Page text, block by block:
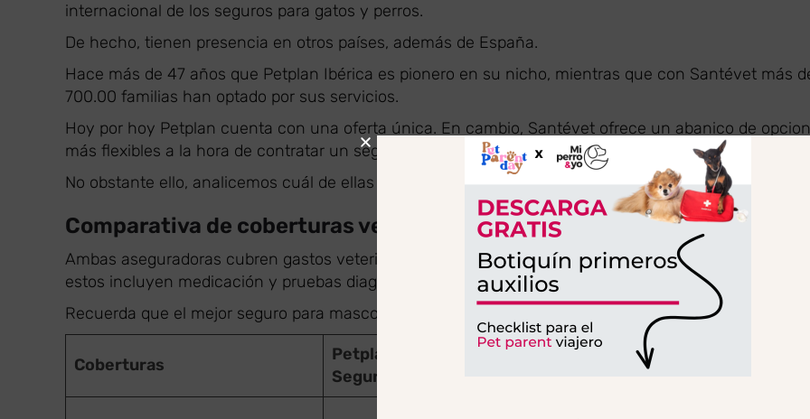
internacional de los seguros para gatos y perros.
De hecho, tienen presencia en otros países, además de España.
Hace más de 47 años que Petplan Ibérica es pionero en su nicho, mientras que con Santévet más
700.00 familias han optado por sus servicios.
Hoy por hoy Petplan cuenta con una oferta única. En cambio, Santévet ofrece un abanico de
más flexibles a la hora de contratar un seguro para perros.
No obstante ello, analicemos cuál de ellas ofrece más ventajas a nivel coberturas.
Comparativa de coberturas veterinarias Petplan vs Santévet
Ambas aseguradoras cubren gastos veterinarios en caso de accidentes, enfermedades y cirugías. Y
estos incluyen medicación y pruebas diagnósticas.
Recuerda que el mejor seguro para mascotas será aquel que se adapte a tus necesidades.
Coberturas
Petplan Oferta única
Seguros para perros y gatos
Santévet Oferta flexible